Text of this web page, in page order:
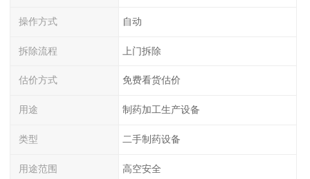
操作方式 自动
拆除流程 上门拆除
估价方式 免费看货估价
用途 制药加工生产设备
类型 二手制药设备
用途范围 高空安全